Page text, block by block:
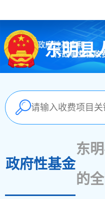
东明县
政府性基金
东
的